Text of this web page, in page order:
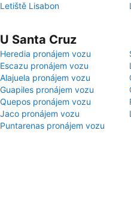
Letiště Lisabon
U Santa Cruz
Heredia pronájem vozu
Escazu pronájem vozu
Alajuela pronájem vozu
Guapiles pronájem vozu
Quepos pronájem vozu
Jaco pronájem vozu
Puntarenas pronájem vozu